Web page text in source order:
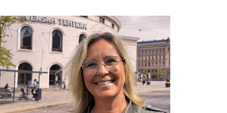
Press
Jobba hos oss
Nyhetsbrev
Svenska Teatern Live